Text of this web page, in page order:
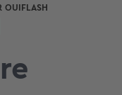
OUIFLASH